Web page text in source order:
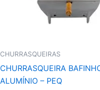
CHURRASQUEIRAS
CHURRASQUEIRA
ALUMÍNIO – PEQ